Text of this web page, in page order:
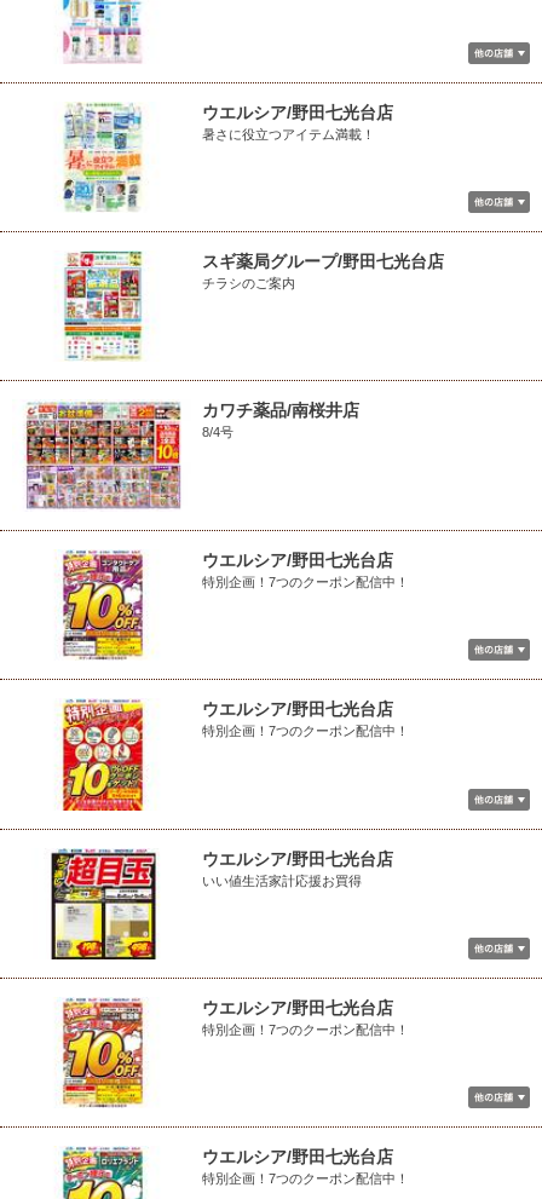
ウエルシア/野田七光台店
暑さに役立つアイテム満載！
スギ薬局グループ/野田七光台店
チラシのご案内
カワチ薬品/南桜井店
8/4号
ウエルシア/野田七光台店
特別企画！7つのクーポン配信中！
ウエルシア/野田七光台店
特別企画！7つのクーポン配信中！
ウエルシア/野田七光台店
いい値生活家計応援お買得
ウエルシア/野田七光台店
特別企画！7つのクーポン配信中！
ウエルシア/野田七光台店
特別企画！7つのクーポン配信中！